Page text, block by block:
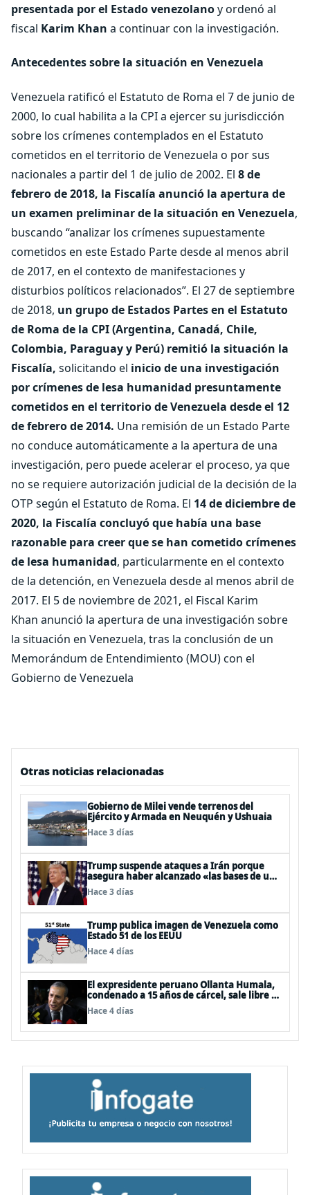
presentada por el Estado venezolanoy ordenó al
fiscal Karim Khan a continuar con la investigación.
Antecedentes sobre la situación en Venezuela
Venezuela ratificó el Estatuto de Roma el 7 de junio de
2000, lo cual habilita a la CPI a ejercer su jurisdicción
sobre los crímenes contemplados en el Estatuto
cometidos en el territorio de Venezuela o por sus
nacionales a partir del 1 de julio de 2002. El 8 de
febrero de 2018, la Fiscalía anunció la apertura de
un examen preliminar de la situación en Venezuela,
buscando “analizar los crímenes supuestamente
cometidos en este Estado Parte desde al menos abril
de 2017, en el contexto de manifestaciones y
disturbios políticos relacionados”. El 27 de septiembre
de 2018, un grupo de Estados Partes en el Estatuto
de Roma de la CPI (Argentina, Canadá, Chile,
Colombia, Paraguay y Perú) remitió la situación la
Fiscalía, solicitando el inicio de una investigación
por crímenes de lesa humanidad presuntamente
cometidos en el territorio de Venezuela desde el 12
de febrero de 2014. Una remisión de un Estado Parte
no conduce automáticamente a la apertura de una
investigación, pero puede acelerar el proceso, ya que
no se requiere autorización judicial de la decisión de la
OTP según el Estatuto de Roma. El 14 de diciembre de
2020, la Fiscalía concluyó que había una base
razonable para creer que se han cometido crímenes
de lesa humanidad, particularmente en el contexto
de la detención, en Venezuela desde al menos abril de
2017. El 5 de noviembre de 2021, el Fiscal Karim
Khan anunció la apertura de una investigación sobre
la situación en Venezuela, tras la conclusión de un
Memorándum de Entendimiento (MOU) con el
Gobierno de Venezuela
Otras noticias relacionadas
Gobierno de Milei vende terrenos del
Ejército y Armada en Neuquén y Ushuaia
Hace 3 días
Trump suspende ataques a Irán porque
asegura haber alcanzado «las bases de un
acuerdo»
Hace 3 días
Trump publica imagen de Venezuela como
Estado 51 de los EEUU
Hace 4 días
El expresidente peruano Ollanta Humala,
condenado a 15 años de cárcel, sale libre al
anularse su caso
Hace 4 días